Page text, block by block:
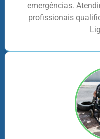
emergências.
profissionais